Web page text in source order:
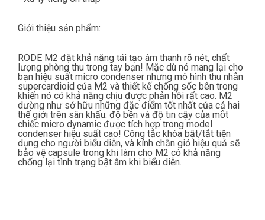
Giới thiệu sản phẩm:
RODE M2 đặt khả năng tái tạo âm thanh rõ nét, chất
lượng phòng thu trong tay bạn! Mặc dù nó mang lại cho
bạn hiệu suất micro condenser nhưng mô hình thu nhận
supercardioid của M2 và thiết kế chống sốc bên trong
khiến nó có khả năng chịu được phản hồi rất cao. M2
dường như sở hữu những đặc điểm tốt nhất của cả hai
thế giới trên sân khấu: độ bền và độ tin cậy của một
chiếc micro dynamic được tích hợp trong model
condenser hiệu suất cao! Công tắc khóa bật/tắt tiện
dụng cho người biểu diễn, và kính chắn gió hiệu quả sẽ
bảo vệ capsule trong khi làm cho M2 có khả năng
chống lại tình trạng bật âm khi biểu diễn.